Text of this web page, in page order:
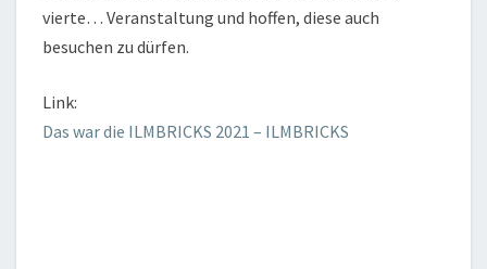
vierte… Veranstaltung und hoffen, diese auch
besuchen zu dürfen.
Link:
Das war die ILMBRICKS 2021 – ILMBRICKS